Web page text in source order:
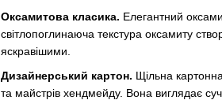
Оксамитова класика. Елегантний
світлопоглинаюча текстура оксамиту
яскравішими.
Дизайнерський картон. Щільна
та майстрів хендмейду. Вона виглядає